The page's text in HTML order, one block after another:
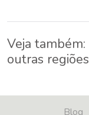
Veja também:
outras regiões
Blog